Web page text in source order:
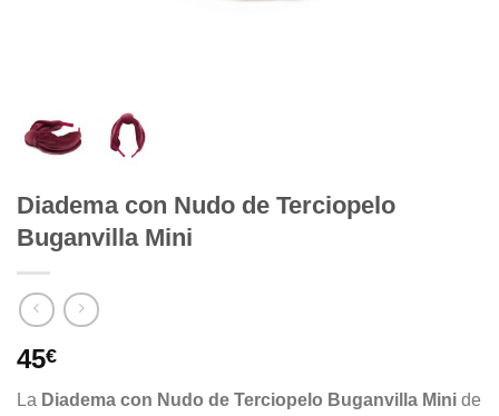
Diadema con Nudo de Terciopelo
Buganvilla Mini
45€
La Diadema con Nudo de Terciopelo Buganvilla Mini de